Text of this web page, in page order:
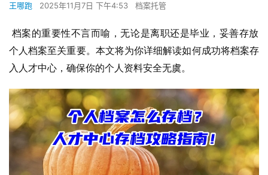
王哪跑 2025年11月7日 下午4:53 档案托管
个人档案至关重要。本文将为你详细解读如何成功将档案存
入人才中心，确保你的个人资料安全无虞。